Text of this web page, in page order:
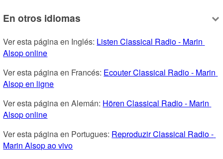
En otros idiomas
Ver esta página en Inglés: Listen Classical Radio - Marin
Alsop online
Ver esta página en Francés: Ecouter Classical Radio - Marin
Alsop en ligne
Ver esta página en Alemán: Hören Classical Radio - Marin
Alsop online
Ver esta página en Portugues: Reproduzir Classical Radio -
Marin Alsop ao vivo